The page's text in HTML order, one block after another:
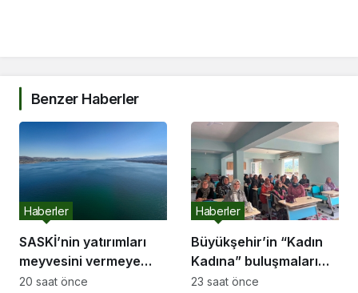
Benzer Haberler
SASKİ’nin yatırımları
meyvesini vermeye
başladı:
Haberler
20 saat önce
Büyükşehir’in “Kadın
Kadına” buluşmaları
Akyazı’da devam etti
Haberler
23 saat önce